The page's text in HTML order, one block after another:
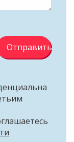
Отправить